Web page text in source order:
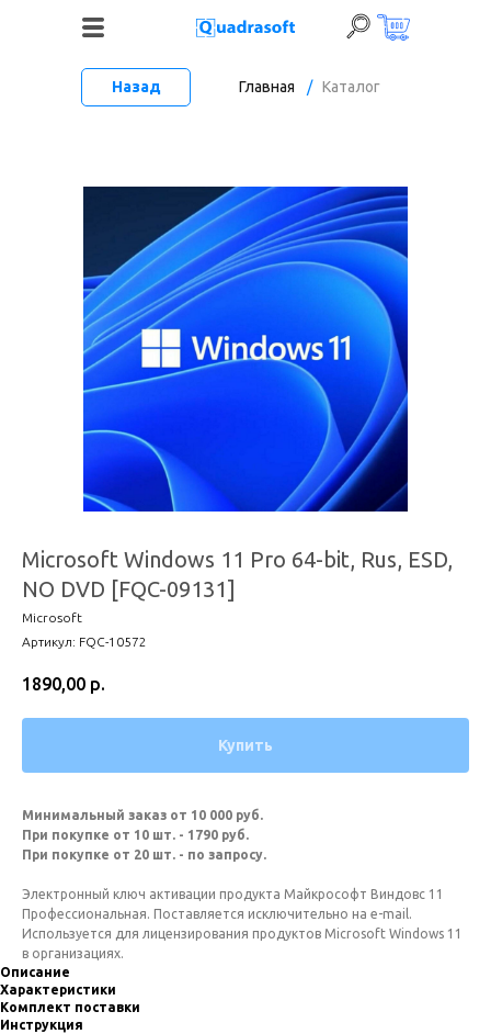
Назад Главная / Каталог
Microsoft Windows 11 Pro 64-bit, Rus, ESD,
NO DVD [FQC-09131]
Microsoft
Артикул: FQC-10572
1890,00 р.
Купить
Минимальный заказ от 10 000 руб.
При покупке от 10 шт. - 1790 руб.
При покупке от 20 шт. - по запросу.
Электронный ключ активации продукта Майкрософт Виндовс 11
Профессиональная. Поставляется исключительно на e-mail.
Используется для лицензирования продуктов Microsoft Windows 11
в организациях.
Описание
Характеристики
Комплект поставки
Инструкция